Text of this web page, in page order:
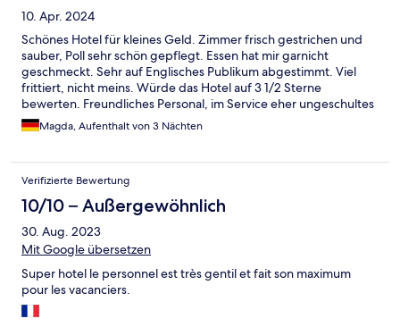
10. Apr. 2024
Schönes Hotel für kleines Geld. Zimmer frisch gestrichen und
sauber, Poll sehr schön gepflegt. Essen hat mir garnicht
geschmeckt. Sehr auf Englisches Publikum abgestimmt. Viel
frittiert, nicht meins. Würde das Hotel auf 3 1/2 Sterne
bewerten. Freundliches Personal, im Service eher ungeschultes
Personal. Da besteht definitiv noch Luft nach oben. Besonders
im Restaurant. Wenig aufmerksam, da unerfahren im Service
Magda, Aufenthalt von 3 Nächten
Verifizierte Bewertung
10/10 – Außergewöhnlich
30. Aug. 2023
Mit Google übersetzen
Super hotel le personnel est très gentil et fait son maximum
pour les vacanciers.